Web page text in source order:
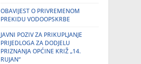
OBAVIJEST O PRIVREMENOM
PREKIDU VODOOPSKRBE
JAVNI POZIV ZA PRIKUPLJANJE
PRIJEDLOGA ZA DODJELU
PRIZNANJA OPĆINE KRIŽ „14.
RUJAN“